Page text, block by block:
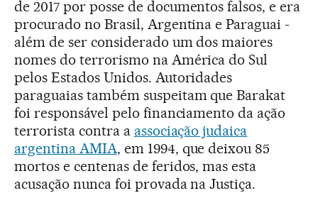
de 2017 por posse de documentos falsos, e era
procurado no Brasil, Argentina e Paraguai -
além de ser considerado um dos maiores
nomes do terrorismo na América do Sul
pelos Estados Unidos. Autoridades
paraguaias também suspeitam que Barakat
foi responsável pelo financiamento da ação
terrorista contra a associação judaica
argentina AMIA, em 1994, que deixou 85
mortos e centenas de feridos, mas esta
acusação nunca foi provada na Justiça.